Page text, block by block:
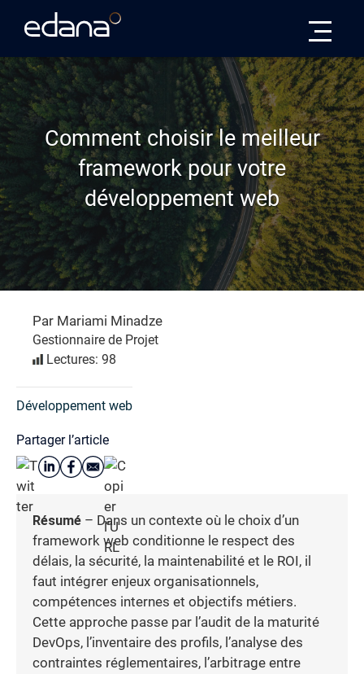
Comment choisir le meilleur
framework pour votre
développement web
Par Mariami Minadze
Gestionnaire de Projet
Lectures: 98
Développement web
Partager l’article
Résumé – Dans un contexte où le choix d’un
framework web conditionne le respect des
délais, la sécurité, la maintenabilité et le ROI, il
faut intégrer enjeux organisationnels,
compétences internes et objectifs métiers.
Cette approche passe par l’audit de la maturité
DevOps, l’inventaire des profils, l’analyse des
contraintes réglementaires, l’arbitrage entre